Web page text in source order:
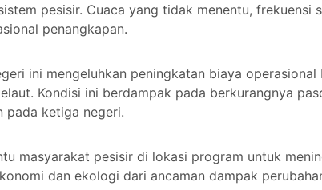
pesisir. Cuaca yang tidak menentu, frekuensi
penangkapan.
ini mengeluhkan peningkatan biaya
Kondisi ini berdampak pada berkurangnya
pada ketiga negeri.
masyarakat pesisir di lokasi program untuk
dan ekologi dari ancaman dampak